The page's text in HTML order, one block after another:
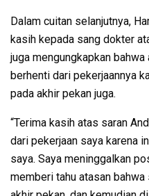
Dalam cuitan selanjutnya,
kasih kepada sang dokter
juga mengungkapkan
berhenti dari pekerjaannya
pada akhir pekan juga.
“Terima kasih atas saran
dari pekerjaan saya karena
saya. Saya meninggalkan
memberi tahu atasan